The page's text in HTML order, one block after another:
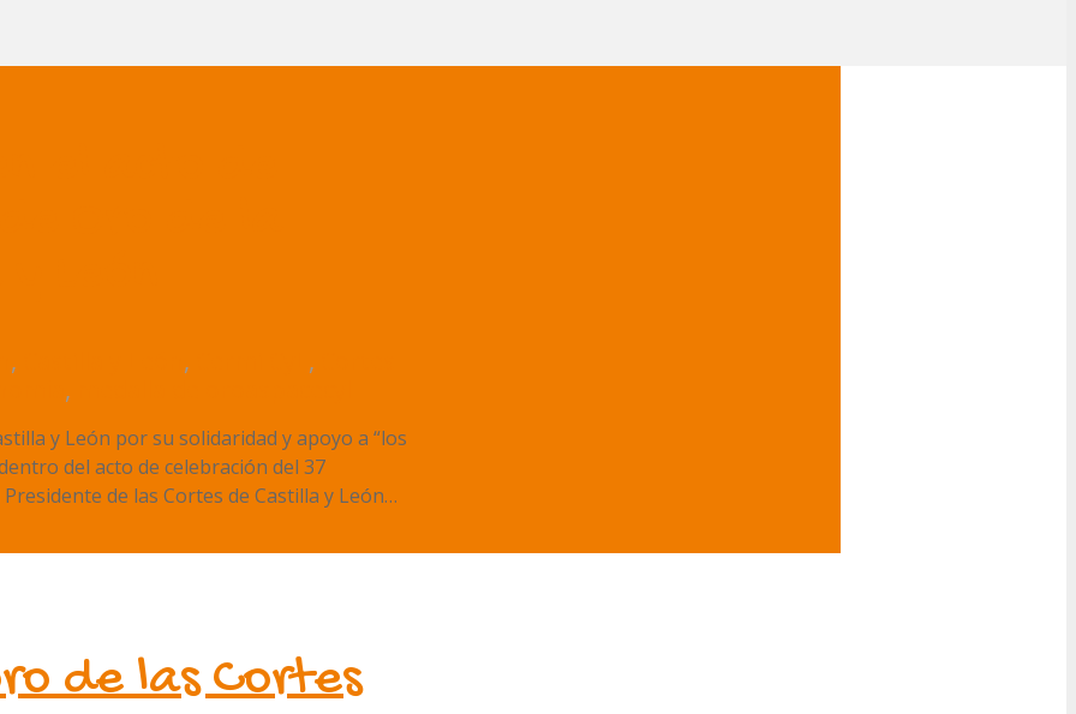
el acto de
Oro de la
León
, , ,
,
y León por su solidaridad y apoyo a “los
del acto de celebración del 37
de las Cortes de Castilla y León…
de las Cortes